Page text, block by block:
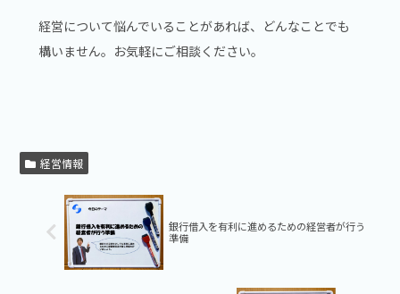
経営について悩んでいることがあれば、どんなことでも
構いません。お気軽にご相談ください。
経営情報
銀行借入を有利に進めるための経営者が行う
準備